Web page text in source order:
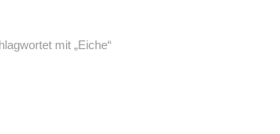
mit „Eiche“